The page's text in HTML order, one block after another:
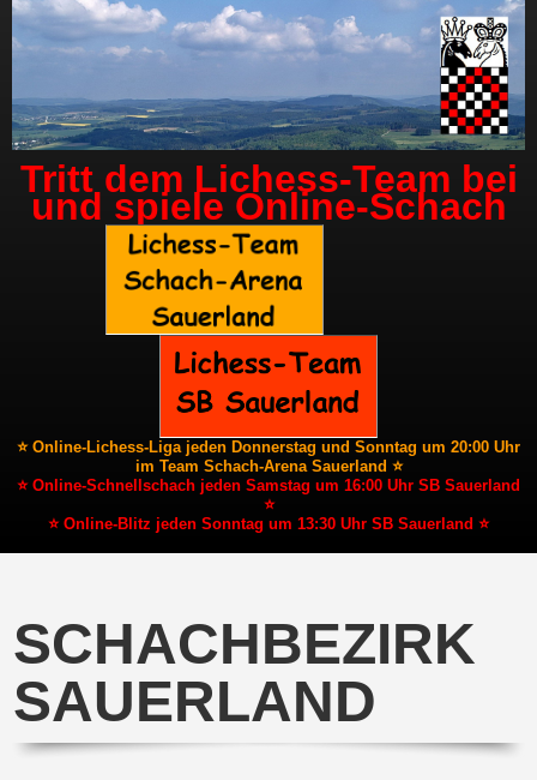
Tritt dem Lichess-Team bei
und spiele Online-Schach
⭐ Online-Lichess-Liga jeden Donnerstag und Sonntag um 20:00 Uhr
im Team Schach-Arena Sauerland ⭐
⭐ Online-Schnellschach jeden Samstag um 16:00 Uhr SB Sauerland
⭐
⭐ Online-Blitz jeden Sonntag um 13:30 Uhr SB Sauerland ⭐
SCHACHBEZIRK
SAUERLAND